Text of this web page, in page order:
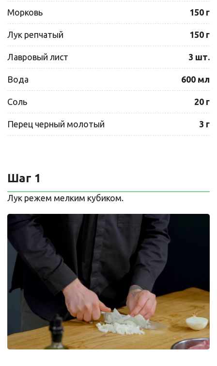
Морковь 150 г
Лук репчатый 150 г
Лавровый лист 3 шт.
Вода 600 мл
Соль 20 г
Перец черный молотый 3 г
Шаг 1
Лук режем мелким кубиком.